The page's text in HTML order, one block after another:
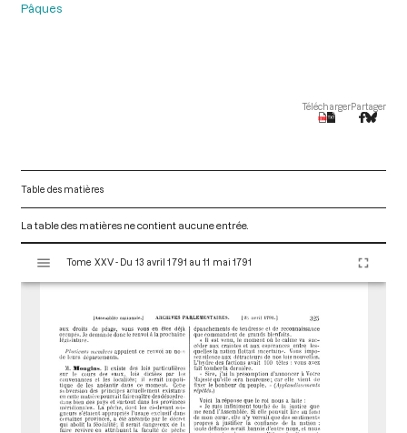
Pâques
TéléchargerPartager
Table des matières
La table des matières ne contient aucune entrée.
s
Tome XXV - Du 13 avril 1791 au 11 mai 1791